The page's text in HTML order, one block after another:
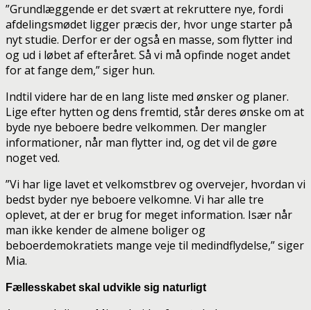
”Grundlæggende er det svært at rekruttere nye, fordi
afdelingsmødet ligger præcis der, hvor unge starter på
nyt studie. Derfor er der også en masse, som flytter ind
og ud i løbet af efteråret. Så vi må opfinde noget andet
for at fange dem,” siger hun.
Indtil videre har de en lang liste med ønsker og planer.
Lige efter hytten og dens fremtid, står deres ønske om at
byde nye beboere bedre velkommen. Der mangler
informationer, når man flytter ind, og det vil de gøre
noget ved.
”Vi har lige lavet et velkomstbrev og overvejer, hvordan vi
bedst byder nye beboere velkomne. Vi har alle tre
oplevet, at der er brug for meget information. Især når
man ikke kender de almene boliger og
beboerdemokratiets mange veje til medindflydelse,” siger
Mia.
Fællesskabet skal udvikle sig naturligt